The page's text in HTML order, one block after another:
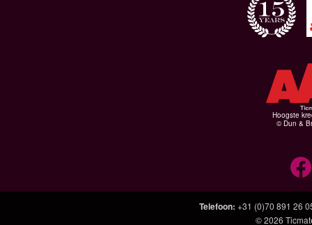
Hoogste
© Dun &
Telefoon: +31 (0)70 891 26
© 2026